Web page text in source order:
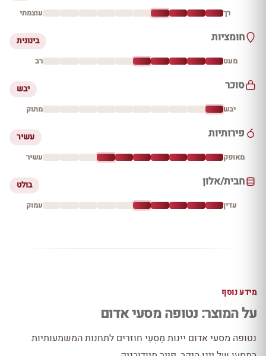
רך עוצמתי
חומציות בינונית
מעט רב
סוכר יבש
יבש מתוק
פירותיות עשיר
מאופק עשיר
חבית/אלון בולט
עדין עמוק
מידע נוסף
על המוצר: נטופה מסעי אדום
נטופה מסעי אדום יינות מַסְעֵי חוזרים לתחנות המשמעותיות